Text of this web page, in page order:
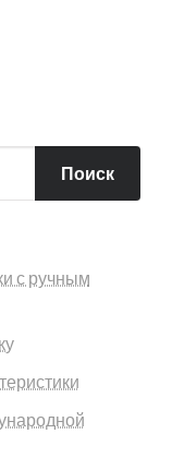
Поиск
с ручным